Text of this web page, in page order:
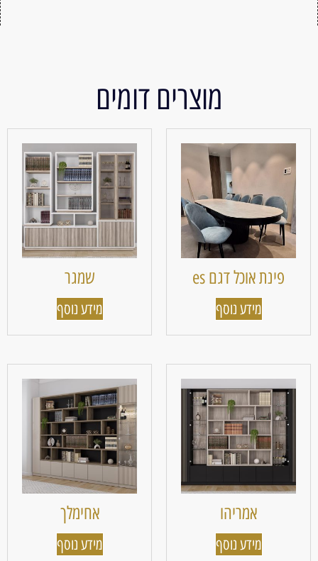
מוצרים דומים
פינת אוכל דגם es
מידע נוסף
שמגר
מידע נוסף
אמריהו
מידע נוסף
אחימלך
מידע נוסף